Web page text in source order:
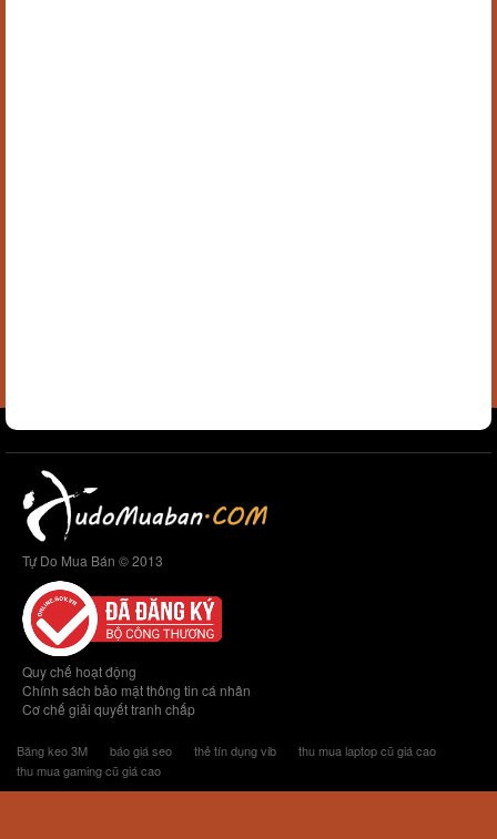
Tự Do Mua Bán © 2013
Quy chế hoạt động
Chính sách bảo mật thông tin cá nhân
Cơ chế giải quyết tranh chấp
Băng keo 3M báo giá seo thẻ tín dụng vib
thu mua laptop cũ giá cao
thu mua gaming cũ giá cao